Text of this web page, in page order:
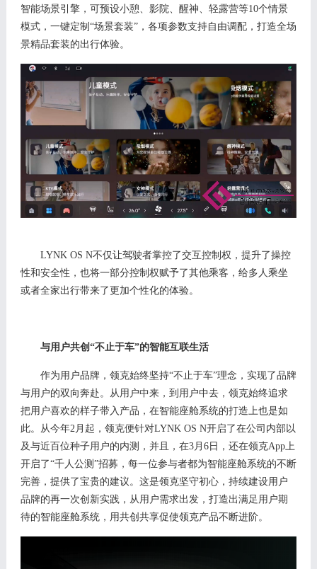
智能场景引擎，可预设小憩、影院、醒神、轻露营等10个情景
模式，一键定制“场景套装”，各项参数支持自由调配，打造全场
景精品套装的出行体验。
LYNK OS N不仅让驾驶者掌控了交互控制权，提升了操控
性和安全性，也将一部分控制权赋予了其他乘客，给多人乘坐
或者全家出行带来了更加个性化的体验。
与用户共创“不止于车”的智能互联生活
作为用户品牌，领克始终坚持“不止于车”理念，实现了品牌
与用户的双向奔赴。从用户中来，到用户中去，领克始终追求
把用户喜欢的样子带入产品，在智能座舱系统的打造上也是如
此。从今年2月起，领克便针对LYNK OS N开启了在公司内部以
及与近百位种子用户的内测，并且，在3月 6日，还在领克App上
开启了“千人公测”招募，每一位参与者都为智能座舱系统的不断
完善，提供了宝贵的建议。这是领克坚守初心，持续建设用户
品牌的再一次创新实践，从用户需求出发，打造出满足用户期
待的智能座舱系统，用共创共享促使领克产品不断进阶。